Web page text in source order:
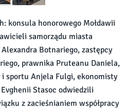
konsula honorowego Mołdawii
samorządu miasta
Botnariego, zastępcy
prawnika Pruteanu Daniela,
sportu Anjela Fulgi, ekonomisty
Stasoc odwiedzili
z zacieśnianiem współpracy